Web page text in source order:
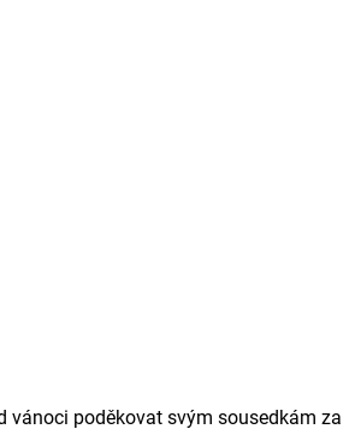
vánoci poděkovat svým sousedkám za